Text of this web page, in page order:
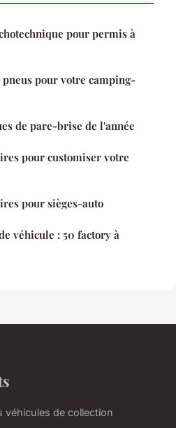
pour permis à
pour votre camping-
de pare-brise de l'année
pour customiser votre
pour sièges-auto
véhicule : 50 factory à
véhicules de collection